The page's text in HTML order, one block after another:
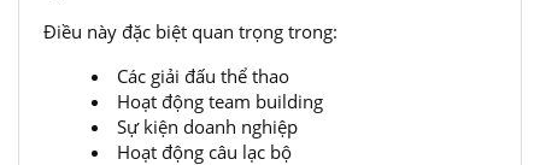
Điều này đặc biệt quan trọng trong:
Các giải đấu thể thao
Hoạt động team building
Sự kiện doanh nghiệp
Hoạt động câu lạc bộ